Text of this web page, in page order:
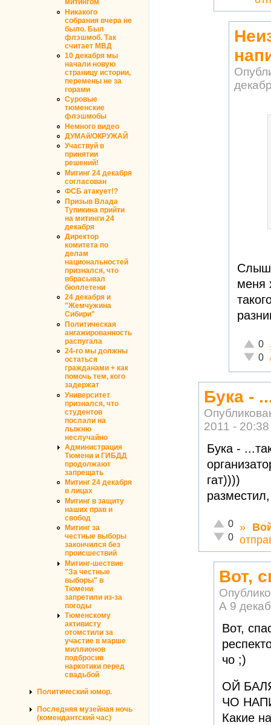
митингом
Никакого
собрания вчера не
было. Был
флэшмоб. Так
считает МВД
10 декабря мы
начали новую
страницу истории,
перемены не за
горами
Суровые
тюменские
флэшмобы
Немного видео
ДУМАй/ОКРУЖАЙ
Участвуй в
принятии
решений!
Митинг 24 декабря
согласован
ФСБ атакует!?
Призыв Влада
Тупикина прийти
на митинги 24
декабря
Директор
комитета по
делам
национальностей
признался, что
вбрасывал
бюллетени
24 декабря и
"Жемчужина
Сибири"
Политическая
ангажированность
распугала
24-го мы должны
остаться
гражданами + как
помочь тем, кого
задержат
Университет
признался, что
студентов
послали на
лыжню
неслучайно
Администрация
Тюмени и ГИБДД
продолжают
запрещать
Митинг 24 декабря
в лицах
Митинг в защиту
наших прав и
свобод
Митинг за
честные выборы
закончился без
происшествий
Митинг-шествие
"За честные
выборы" в
Тюмени
запретили из-за
погоды
Тюменскому
активисту
отомстили за
участие в марше
миллионов
подбросив
наркотики перед
свадьбой
Политический юмор.
Последняя музейная ночь
(комендантский час)
меня
0
0
Бука -
2011 - 20:38
Бука -
гат))))
Отлично!
0
Неадекватно!
0
»
Вот,
А 9
Вот,
чо ;)
ОЙ
ЧО
Какие